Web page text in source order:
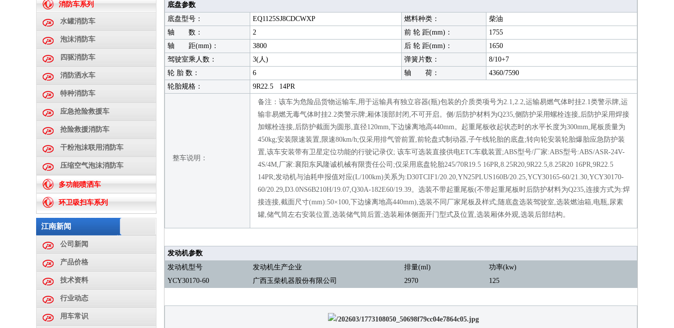
消防车系列
水罐消防车
泡沫消防车
四驱消防车
消防洒水车
特种消防车
应急抢险救援车
抢险救援消防车
干粉泡沫联用消防车
压缩空气泡沫消防车
多功能喷洒车
环卫吸扫车系列
江南新闻
公司新闻
产品价格
技术资料
行业动态
用车常识
底盘参数
底盘型号：
EQ1125SJ8CDCWXP 燃料种类：
柴油
轴 数：
2 前 轮 距(mm)：
1755
轴 距(mm)：
3800 后 轮 距(mm)：
1650
驾驶室乘人数：
3(人) 弹簧片数：
8/10+7
轮 胎 数：
6 轴 荷：
4360/7590
轮胎规格：
9R22.5 14PR
整车说明：
备注：该车为危险品货物运输车,用于运输具有独立容器(瓶)包装的介质类项号为2.1,2.2,运输易燃气体时挂2.1类警示牌,运
输非易燃无毒气体时挂2.2类警示牌;厢体顶部封闭,不可开启。侧/后防护材料为Q235,侧防护采用螺栓连接,后防护采用焊接
加螺栓连接,后防护截面为圆形,直径120mm,下边缘离地高440mm。起重尾板收起状态时的水平长度为300mm,尾板质量为
450kg;安装限速装置,限速80km/h;仅采用排气管前置,前轮盘式制动器,子午线轮胎的底盘;转向轮安装轮胎爆胎应急防护装
置,该车安装带有卫星定位功能的行驶记录仪; 该车可选装直接供电ETC车载装置;ABS型号/厂家:ABS型号:ABS/ASR-24V-
4S/4M,厂家:襄阳东风隆诚机械有限责任公司;仅采用底盘轮胎245/70R19.5 16PR,8.25R20,9R22.5,8.25R20 16PR,9R22.5
14PR;发动机与油耗申报值对应(L/100km)关系为:D30TCIF1/20.20,YN25PLUS160B/20.25,YCY30165-60/21.30,YCY30170-
60/20.29,D3.0NS6B210H/19.07,Q30A-182E60/19.39。选装不带起重尾板(不带起重尾板时后防护材料为Q235,连接方式为:焊
接连接,截面尺寸(mm):50×100,下边缘离地高440mm),选装不同厂家尾板及样式;随底盘选装驾驶室,选装燃油箱,电瓶,尿素
罐,储气筒左右安装位置,选装储气筒后置;选装厢体侧面开门型式及位置,选装厢体外观,选装后部结构。
发动机参数
发动机型号
发动机生产企业 排量(ml)
功率(kw)
YCY30170-60
广西玉柴机器股份有限公司 2970 125